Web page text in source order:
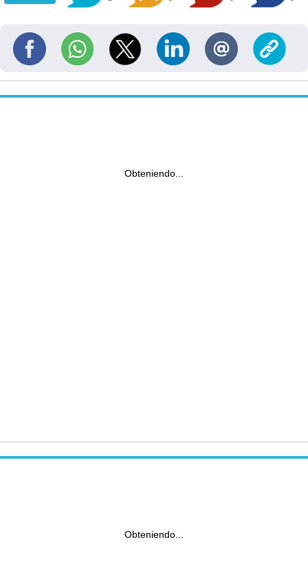
Obteniendo...
Obteniendo...